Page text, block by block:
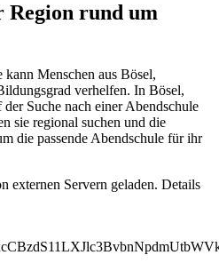
Region rund um
Menschen aus Bösel,
verhelfen. In Bösel,
Suche nach einer Abendschule
sie regional suchen und die
die passende Abendschule für ihr
Servern geladen. Details